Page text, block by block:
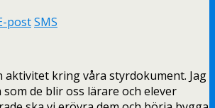
postSMS
aktivitet kring våra styrdokument. Jag
de blir oss lärare och elever